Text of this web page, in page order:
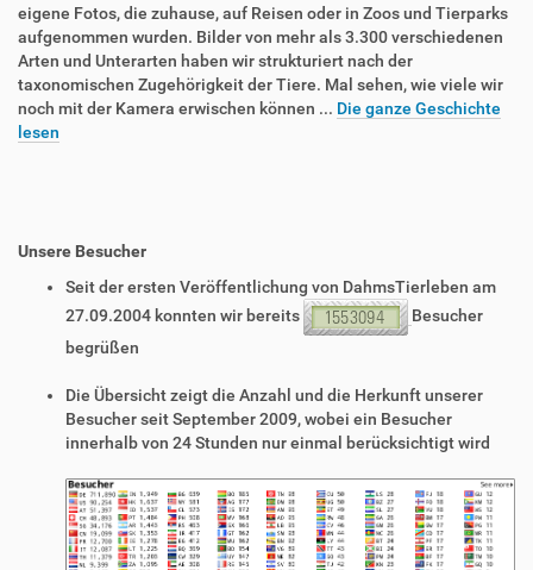
eigene Fotos, die zuhause, auf Reisen oder in Zoos und Tierparks
aufgenommen wurden. Bilder von mehr als 3.300 verschiedenen
Arten und Unterarten haben wir strukturiert nach der
taxonomischen Zugehörigkeit der Tiere. Mal sehen, wie viele wir
noch mit der Kamera erwischen können ... Die ganze Geschichte
lesen
Unsere Besucher
Seit der ersten Veröffentlichung von DahmsTierleben am
27.09.2004 konnten wir bereits
Besucher
begrüßen
Die Übersicht zeigt die Anzahl und die Herkunft unserer
Besucher seit September 2009, wobei ein Besucher
innerhalb von 24 Stunden nur einmal berücksichtigt wird